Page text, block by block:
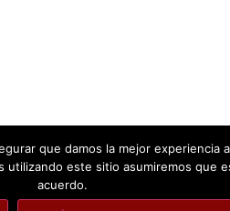
que damos la mejor experiencia
utilizando este sitio asumiremos que
acuerdo.